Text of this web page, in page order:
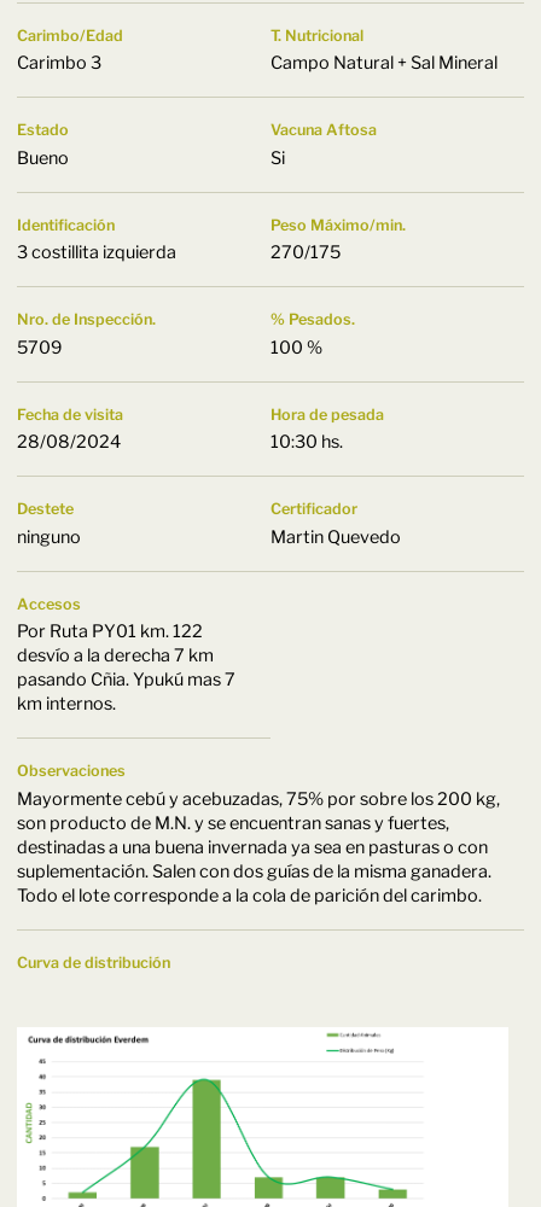
Carimbo/Edad
Carimbo 3
T. Nutricional
Campo Natural + Sal Mineral
Estado
Bueno
Vacuna Aftosa
Si
Identificación
3 costillita izquierda
Peso Máximo/min.
270/175
Nro. de Inspección.
5709
% Pesados.
100 %
Fecha de visita
28/08/2024
Hora de pesada
10:30 hs.
Destete
ninguno
Certificador
Martin Quevedo
Accesos
Por Ruta PY01 km. 122
desvío a la derecha 7 km
pasando Cñia. Ypukú mas 7
km internos.
Observaciones
Mayormente cebú y acebuzadas, 75% por sobre los 200 kg,
son producto de M.N. y se encuentran sanas y fuertes,
destinadas a una buena invernada ya sea en pasturas o con
suplementación. Salen con dos guías de la misma ganadera.
Todo el lote corresponde a la cola de parición del carimbo.
Curva de distribución